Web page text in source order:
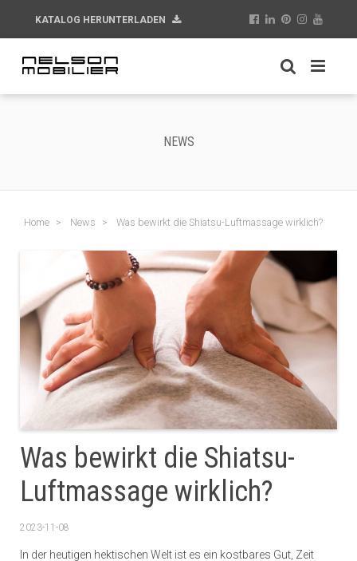
KATALOG HERUNTERLADEN
NEWS
Home News Was bewirkt die Shiatsu-Luftmassage wirklich?
Was bewirkt die Shiatsu-
Luftmassage wirklich?
2023-11-08
In der heutigen hektischen Welt ist es ein kostbares Gut, Zeit